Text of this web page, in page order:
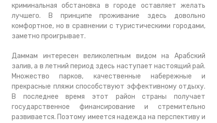
криминальная обстановка в городе оставляет желать
лучшего. В принципе проживание здесь довольно
комфортное, но в сравнении с туристическими городами,
заметно проигрывает.
Даммам интересен великолепным видом на Арабский
залив, а в летний период здесь наступает настоящий рай.
Множество парков, качественные набережные и
прекрасные пляжи способствуют эффективному отдыху.
В последнее время этот район страны получает
государственное финансирование и стремительно
развивается. Поэтому имеется надежда на перспективу и